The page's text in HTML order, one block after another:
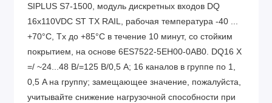
SIPLUS S7-1500, модуль дискретных входов DQ
16x110VDC ST TX RAIL, рабочая температура -40 ...
+70°C, Tx до +85°C в течение 10 минут, со стойким
покрытием, на основе 6ES7522-5EH00-0AB0. DQ16 X
=/ ~24...48 В/=125 В/0,5 A; 16 каналов в группе по 1,
0,5 A на группу; замещающее значение, пожалуйста,
учитывайте снижение нагрузочной способности при